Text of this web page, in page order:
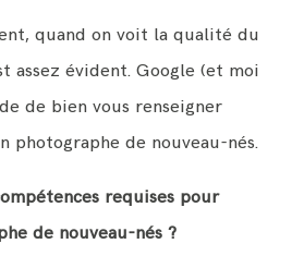
quand on voit la qualité du
assez évident. Google (et moi
de bien vous renseigner
photographe de nouveau-nés.
requises pour
de nouveau-nés ?